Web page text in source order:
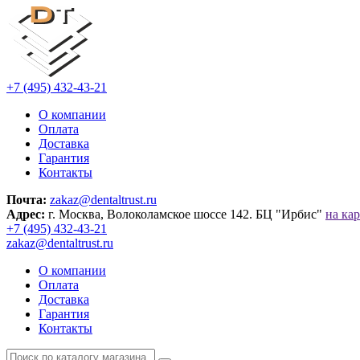
+7 (495) 432-43-21
О компании
Оплата
Доставка
Гарантия
Контакты
Почта: zakaz@dentaltrust.ru
Адрес: г. Москва, Волоколамское шоссе 142. БЦ "Ирбис" на
+7 (495) 432-43-21
zakaz@dentaltrust.ru
О компании
Оплата
Доставка
Гарантия
Контакты